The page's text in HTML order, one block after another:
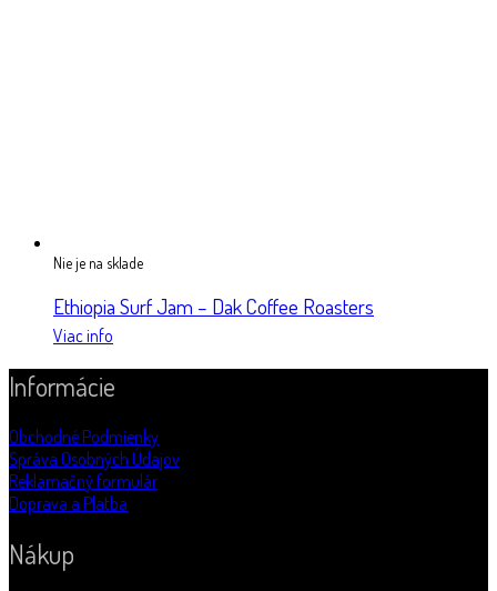
Nie je na sklade
Ethiopia Surf Jam – Dak Coffee Roasters
Viac info
Informácie
Obchodné Podmienky
Správa Osobných Údajov
Reklamačný formulár
Doprava a Platba
Nákup